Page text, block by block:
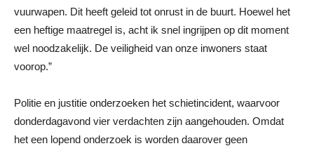
vuurwapen. Dit heeft geleid tot onrust in de buurt. Hoewel het
een heftige maatregel is, acht ik snel ingrijpen op dit moment
wel noodzakelijk. De veiligheid van onze inwoners staat
voorop.”
Politie en justitie onderzoeken het schietincident, waarvoor
donderdagavond vier verdachten zijn aangehouden. Omdat
het een lopend onderzoek is worden daarover geen